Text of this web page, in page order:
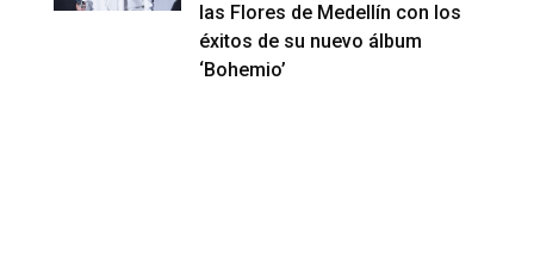
las Flores de Medellín con los
éxitos de su nuevo álbum
‘Bohemio’